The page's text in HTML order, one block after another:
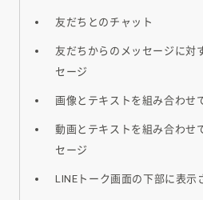
友だちとのチャット
友だちからのメッセージに対
セージ
画像とテキストを組み合わせ
動画とテキストを組み合わせ
セージ
LINEトーク画面の下部に表示